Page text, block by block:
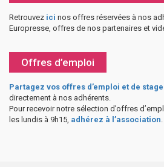
Retrouvez ici nos offres réservées à nos
Europresse, offres de nos partenaires et
Offres d’emploi
Partagez vos offres d’emploi et de stage
directement à nos adhérents.
Pour recevoir notre sélection d’offres
les lundis à 9h15, adhérez à l’association.